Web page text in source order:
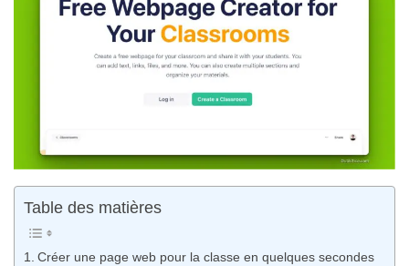
Table des matières
Créer une page web pour la classe en quelques secondes